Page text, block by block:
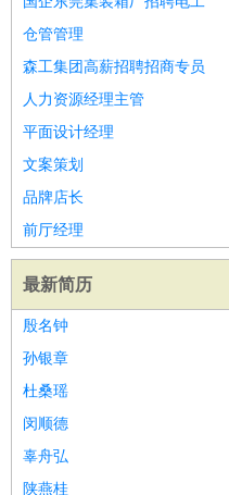
仓管管理
森工集团高薪招聘招商专员
人力资源经理主管
平面设计经理
文案策划
品牌店长
前厅经理
最新简历
殷名钟
孙银章
杜桑瑶
闵顺德
辜舟弘
陕燕桂